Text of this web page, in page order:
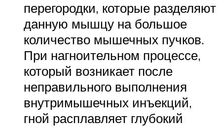
перегородки, которые разделяют
данную мышцу на большое
количество мышечных пучков.
При нагноительном процессе,
который возникает после
неправильного выполнения
внутримышечных инъекций,
гной расплавляет глубокий